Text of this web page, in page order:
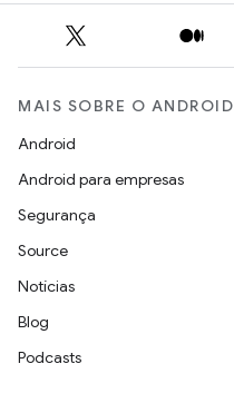
MAIS SOBRE O ANDROID
Android
Android para empresas
Segurança
Source
Notícias
Blog
Podcasts